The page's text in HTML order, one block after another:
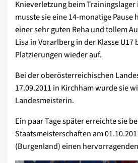
Knieverletzung beim Trainingslager
musste sie eine 14-monatige Pause
einer sehr guten Reha und tollem
Lisa in Vorarlberg in der Klasse U17
Platzierungen wieder auf.
Bei der oberösterreichischen
17.09.2011 in Kirchham wurde sie
Landesmeisterin.
Ein paar Tage später erreichte sie
Staatsmeisterschaften am
(Burgenland) einen